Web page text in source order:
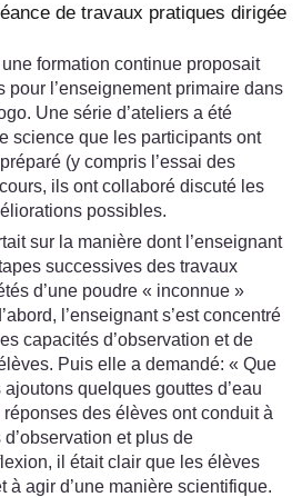
de travaux pratiques dirigée
une formation continue proposait
pour l’enseignement primaire dans
Une série d’ateliers a été
science que les participants ont
(y compris l’essai des
ils ont collaboré discuté les
possibles.
sur la manière dont l’enseignant
successives des travaux
d’une poudre « inconnue »
l’enseignant s’est concentré
capacités d’observation et de
Puis elle a demandé: « Que
quelques gouttes d’eau
des élèves ont conduit à
et plus de
il était clair que les élèves
à agir d’une manière scientifique.